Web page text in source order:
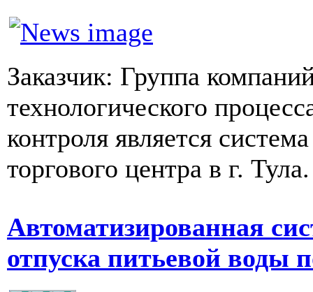
Заказчик: Группа
технологического
контроля является
торгового центра в г.
Автоматизированная
отпуска питьевой воды